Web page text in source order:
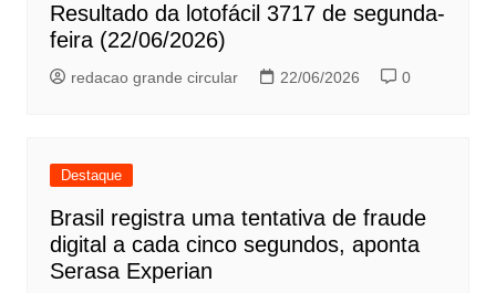
Resultado da lotofácil 3717 de segunda-
feira (22/06/2026)
redacao grande circular 22/06/2026 0
Destaque
Brasil registra uma tentativa de fraude
digital a cada cinco segundos, aponta
Serasa Experian